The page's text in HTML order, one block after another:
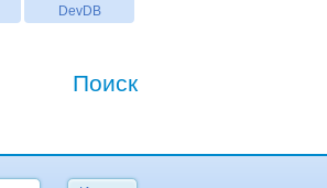
DevDB
Поиск